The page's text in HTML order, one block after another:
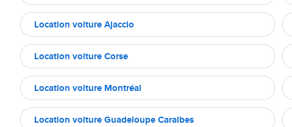
Location voiture Ajaccio
Location voiture Corse
Location voiture Montréal
Location voiture Guadeloupe Caraibes